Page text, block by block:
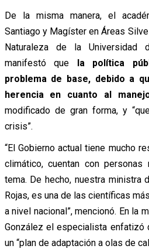
De la misma manera, el
Santiago y Magíster en Áreas
Naturaleza de la Universidad
manifestó que la política
problema de base, debido a
herencia en cuanto al
modificado de gran forma, y
crisis”.
“El Gobierno actual tiene mucho
climático, cuentan con
tema. De hecho, nuestra ministra
Rojas, es una de las científicas
a nivel nacional”, mencionó. En la
González el especialista
un “plan de adaptación a olas de